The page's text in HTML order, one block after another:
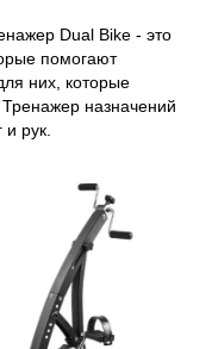
Dual Bike - это
помогают
них, которые
назначений
рук.